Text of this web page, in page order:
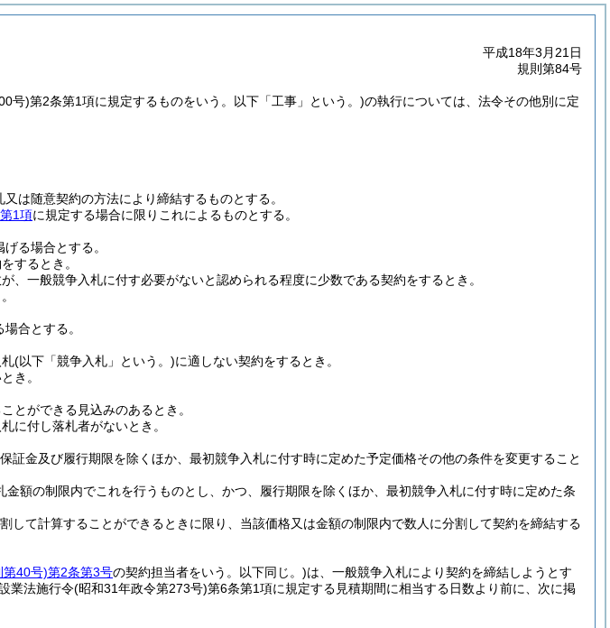
平成18年3月21日
規則第84号
号)第2条第1項に規定するものをいう。以下「工事」という。)の執行については、法令その他別に定
は随意契約の方法により締結するものとする。
1項に規定する場合に限りこれによるものとする。
る場合とする。
するとき。
、一般競争入札に付す必要がないと認められる程度に少数である契約をするとき。
合とする。
(以下「競争入札」という。)に適しない契約をするとき。
き。
とができる見込みのあるとき。
に付し落札者がないとき。
証金及び履行期限を除くほか、最初競争入札に付す時に定めた予定価格その他の条件を変更すること
額の制限内でこれを行うものとし、かつ、履行期限を除くほか、最初競争入札に付す時に定めた条
して計算することができるときに限り、当該価格又は金額の制限内で数人に分割して契約を締結する
第40号)第2条第3号の契約担当者をいう。以下同じ。)は、一般競争入札により契約を締結しようとす
業法施行令(昭和31年政令第273号)第6条第1項に規定する見積期間に相当する日数より前に、次に掲